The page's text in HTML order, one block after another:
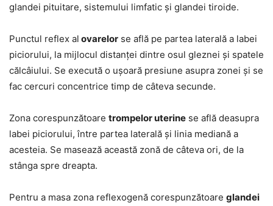
glandei pituitare, sistemului limfatic și glandei tiroide.
Punctul reflex al ovarelor se află pe partea laterală a labei
piciorului, la mijlocul distanței dintre osul gleznei și spatele
călcâiului. Se execută o ușoară presiune asupra zonei și se
fac cercuri concentrice timp de câteva secunde.
Zona corespunzătoare trompelor uterine se află deasupra
labei piciorului, între partea laterală și linia mediană a
acesteia. Se masează această zonă de câteva ori, de la
stânga spre dreapta.
Pentru a masa zona reflexogenă corespunzătoare glandei